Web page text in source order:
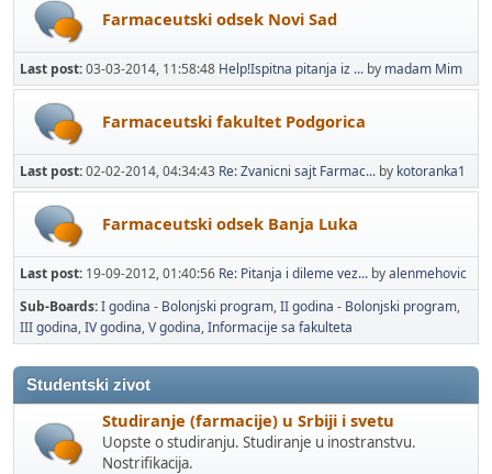
Farmaceutski odsek Novi Sad
Last post:03-03-2014, 11:58:48 Help!Ispitna pitanja iz ... by madam Mim
Farmaceutski fakultet Podgorica
Last post:02-02-2014, 04:34:43 Re: Zvanicni sajt Farmac... by kotoranka1
Farmaceutski odsek Banja Luka
Last post: 19-09-2012, 01:40:56 Re: Pitanja i dileme vez... byalenmehovic
Sub-Boards I godina - Bolonjski program II godina - Bolonjski program
III godina IV godina V godina Informacije sa fakulteta
Studentski zivot
Studiranje (farmacije) u Srbiji i svetu
Uopste o studiranju. Studiranje u inostranstvu.
Nostrifikacija.